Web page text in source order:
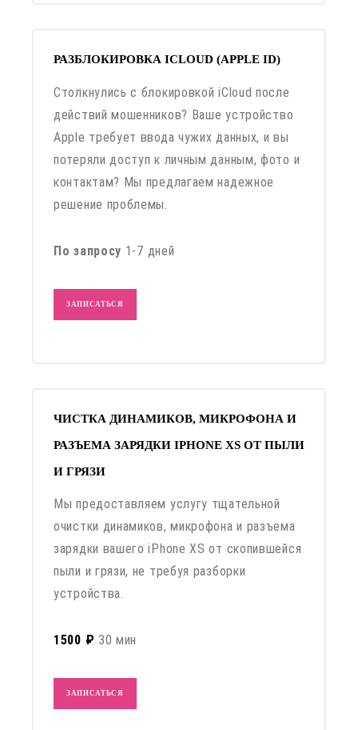
РАЗБЛОКИРОВКА ICLOUD (APPLE ID)
Столкнулись с блокировкой iCloud после
действий мошенников? Ваше устройство
Apple требует ввода чужих данных, и вы
потеряли доступ к личным данным, фото и
контактам? Мы предлагаем надежное
решение проблемы.
По запросу 1-7 дней
ЗАПИСАТЬСЯ
ЧИСТКА ДИНАМИКОВ, МИКРОФОНА И
РАЗЪЕМА ЗАРЯДКИ IPHONE XS ОТ ПЫЛИ
И ГРЯЗИ
Мы предоставляем услугу тщательной
очистки динамиков, микрофона и разъема
зарядки вашего iPhone XS от скопившейся
пыли и грязи, не требуя разборки
устройства.
1500 ₽ 30 мин
ЗАПИСАТЬСЯ